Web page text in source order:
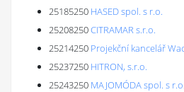
25185250 HASED spol. s r.o.
25208250CITRAMAR s.r.o.
25214250 Projekční kancelář
25237250 HITRON, s.r.o.
25243250 MAJOMÓDA spol. s r.o.